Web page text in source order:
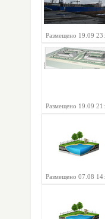
Размещено 19.09
Размещено 19.09
Размещено 07.08